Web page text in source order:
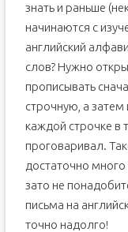
знать и раньше
начинаются с
английский
слов? Нужно
прописывать
строчную, а
каждой строчке в
проговаривал.
достаточно
зато не
письма на
точно надолго!